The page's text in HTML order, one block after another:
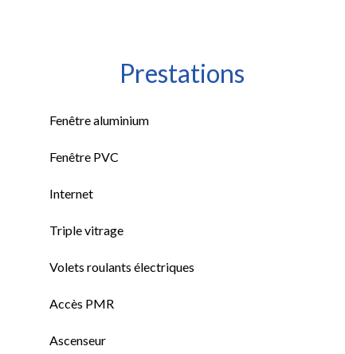
Prestations
Fenêtre aluminium
Fenêtre PVC
Internet
Triple vitrage
Volets roulants électriques
Accès PMR
Ascenseur